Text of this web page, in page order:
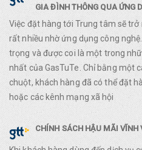
GIA ĐÌNH THÔNG QUA ỨNG
Việc đặt hàng tới Trung tâm sẽ
rất nhiều nhờ ứng dụng công
trọng và được coi là một trong
nhất của GasTuTe. Chỉ bằng một
chuột, khách hàng đã có thể đặt
hoặc các kênh mạng xã hội
CHÍNH SÁCH HẬU MÃI VĨNH